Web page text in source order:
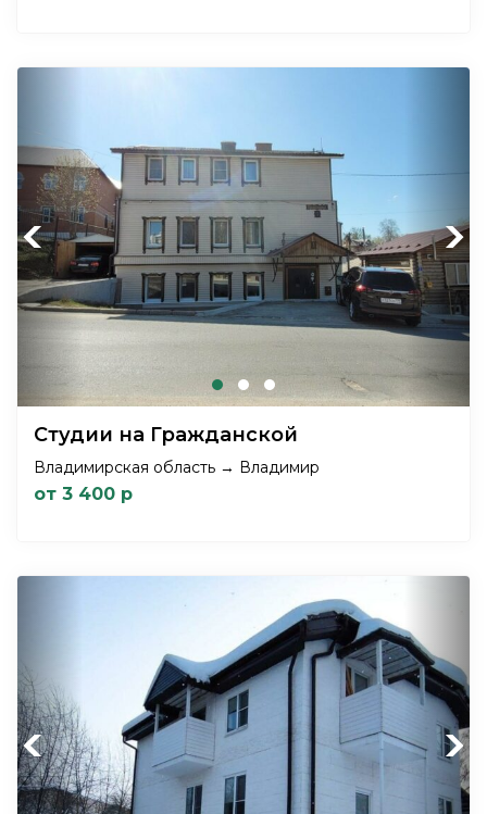
Previous Next
Студии на Гражданской
Владимирская область → Владимир
от 3 400 р
Previous Next